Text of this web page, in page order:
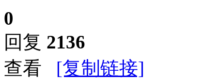
0
回复 2136
查看
[复制链接]